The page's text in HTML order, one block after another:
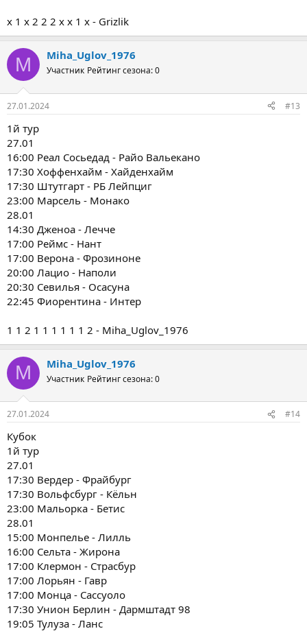
x 1 x 2 2 2 x x 1 x - Grizlik
M Miha_Uglov_1976
Участник Рейтинг сезона: 0
27.01.2024 #13
1й тур
27.01
16:00 Реал Сосьедад - Райо Вальекано
17:30 Хоффенхайм - Хайденхайм
17:30 Штутгарт - РБ Лейпциг
23:00 Марсель - Монако
28.01
14:30 Дженоа - Лечче
17:00 Реймс - Нант
17:00 Верона - Фрозиноне
20:00 Лацио - Наполи
20:30 Севилья - Осасуна
22:45 Фиорентина - Интер
1 1 2 1 1 1 1 1 1 2 - Miha_Uglov_1976
M Miha_Uglov_1976
Участник Рейтинг сезона: 0
27.01.2024 #14
Кубок
1й тур
27.01
17:30 Вердер - Фрайбург
17:30 Вольфсбург - Кёльн
23:00 Мальорка - Бетис
28.01
15:00 Монпелье - Лилль
16:00 Сельта - Жирона
17:00 Клермон - Страсбур
17:00 Лорьян - Гавр
17:00 Монца - Сассуоло
17:30 Унион Берлин - Дармштадт 98
19:05 Тулуза - Ланс